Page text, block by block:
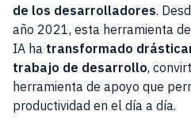
de los desarrolladores.
año 2021, esta herramienta
IA ha transformado
trabajo de desarrollo,
herramienta de apoyo que
productividad en el día a día.